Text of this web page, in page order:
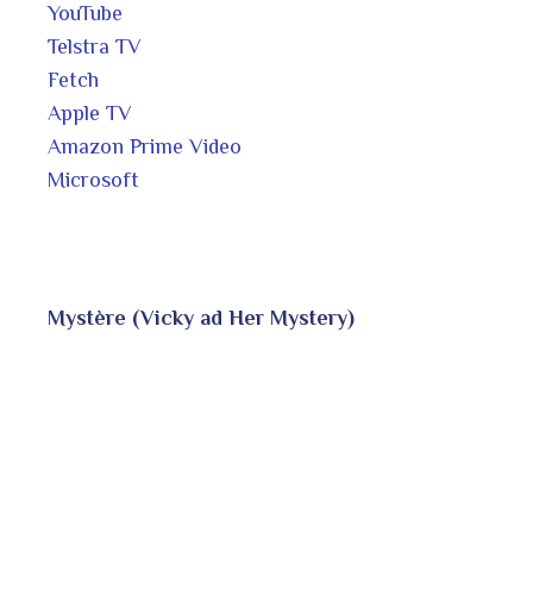
YouTube
Telstra TV
Fetch
Apple TV
Amazon Prime Video
Microsoft
Mystère (Vicky ad Her Mystery)